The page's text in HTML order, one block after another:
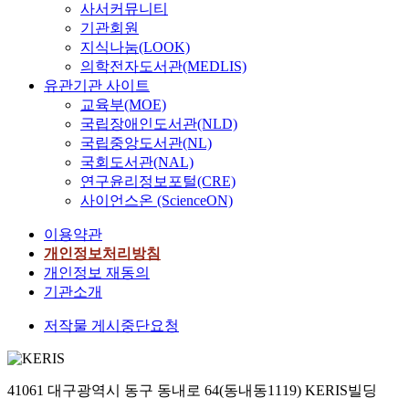
사서커뮤니티
기관회원
지식나눔(LOOK)
의학전자도서관(MEDLIS)
유관기관 사이트
교육부(MOE)
국립장애인도서관(NLD)
국립중앙도서관(NL)
국회도서관(NAL)
연구윤리정보포털(CRE)
사이언스온 (ScienceON)
이용약관
개인정보처리방침
개인정보 재동의
기관소개
저작물 게시중단요청
41061 대구광역시 동구 동내로 64(동내동1119) KERIS빌딩